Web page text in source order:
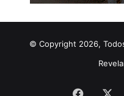
© Copyright 2026,